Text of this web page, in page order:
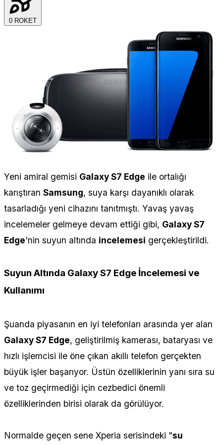
0 ROKET
Yeni amiral gemisi Galaxy S7 Edge ile ortalığı
karıştıran Samsung, suya karşı dayanıklı olarak
tasarladığı yeni cihazını tanıtmıştı. Yavaş yavaş
incelemeler gelmeye devam ettiği gibi, Galaxy S7
Edge'nin suyun altında incelemesi gerçekleştirildi.
Suyun Altında Galaxy S7 Edge İncelemesi ve
Kullanımı
Şuanda piyasanın en iyi telefonları arasında yer alan
Galaxy S7 Edge, geliştirilmiş kamerası, bataryası ve
hızlı işlemcisi ile öne çıkan akıllı telefon gerçekten
büyük işler başarıyor. Üstün özelliklerinin yanı sıra su
ve toz geçirmediği için cezbedici önemli
özelliklerinden birisi olarak da görülüyor.
Normalde geçen sene Xperia serisindeki "su